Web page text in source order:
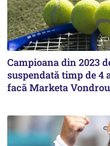
Campioana din 2023
suspendată timp de 4
facă Marketa